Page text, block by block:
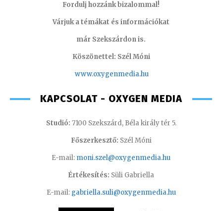
Fordulj hozzánk bizalommal!
Várjuk a témákat és információkat
már Szekszárdon is.
Köszönettel: Szél Móni
www.oxygenmedia.hu
KAPCSOLAT - OXYGEN MEDIA
Studió: 7100 Szekszárd, Béla király tér 5.
Főszerkesztő: Szél Móni
E-mail: moni.szel@oxygenmedia.hu
Értékesítés: Süli Gabriella
E-mail: gabriella.suli@oxygenmedia.hu